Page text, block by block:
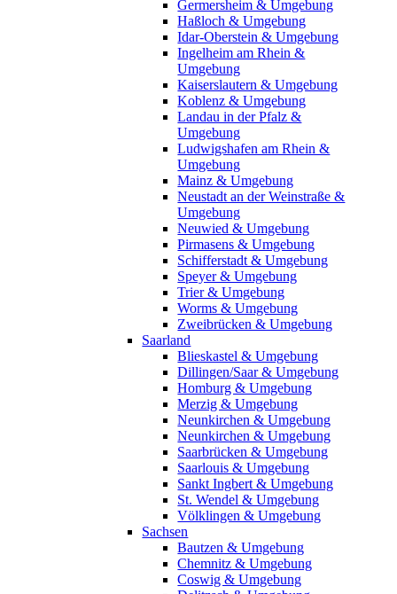
Germersheim & Umgebung
Haßloch & Umgebung
Idar-Oberstein & Umgebung
Ingelheim am Rhein &
Umgebung
Kaiserslautern & Umgebung
Koblenz & Umgebung
Landau in der Pfalz &
Umgebung
Ludwigshafen am Rhein &
Umgebung
Mainz & Umgebung
Neustadt an der Weinstraße &
Umgebung
Neuwied & Umgebung
Pirmasens & Umgebung
Schifferstadt & Umgebung
Speyer & Umgebung
Trier & Umgebung
Worms & Umgebung
Zweibrücken & Umgebung
Saarland
Blieskastel & Umgebung
Dillingen/Saar & Umgebung
Homburg & Umgebung
Merzig & Umgebung
Neunkirchen & Umgebung
Neunkirchen & Umgebung
Saarbrücken & Umgebung
Saarlouis & Umgebung
Sankt Ingbert & Umgebung
St. Wendel & Umgebung
Völklingen & Umgebung
Sachsen
Bautzen & Umgebung
Chemnitz & Umgebung
Coswig & Umgebung